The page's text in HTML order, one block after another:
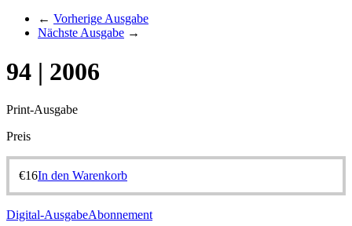
← Vorherige Ausgabe
Nächste Ausgabe →
94 | 2006
Print-Ausgabe
Preis
€16In den Warenkorb
Digital-AusgabeAbonnement